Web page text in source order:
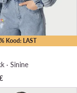
Kood: LAST
· Sinine